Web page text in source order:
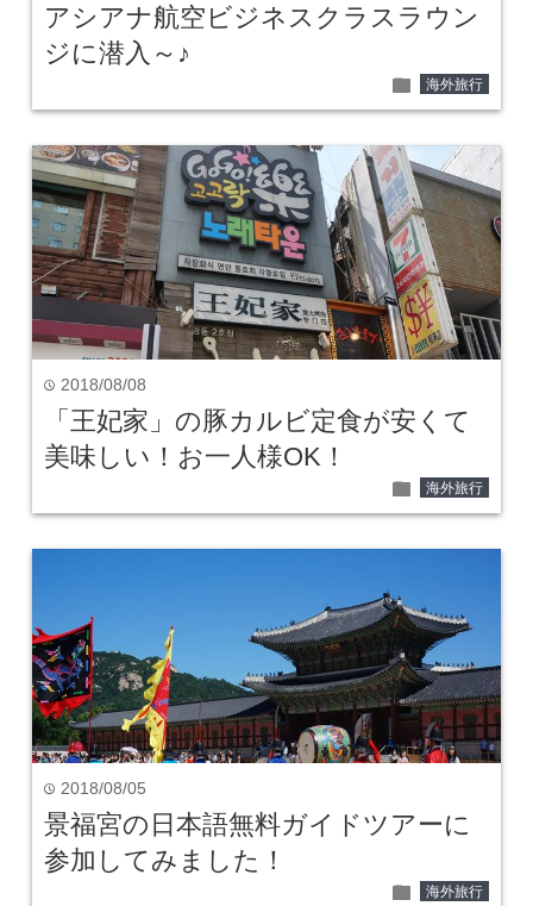
アシアナ航空ビジネスクラスラウン
ジに潜入～♪
folder 海外旅行
time 2018/08/08
「王妃家」の豚カルビ定食が安くて
美味しい！お一人様OK！
folder 海外旅行
time 2018/08/05
景福宮の日本語無料ガイドツアーに
参加してみました！
folder 海外旅行